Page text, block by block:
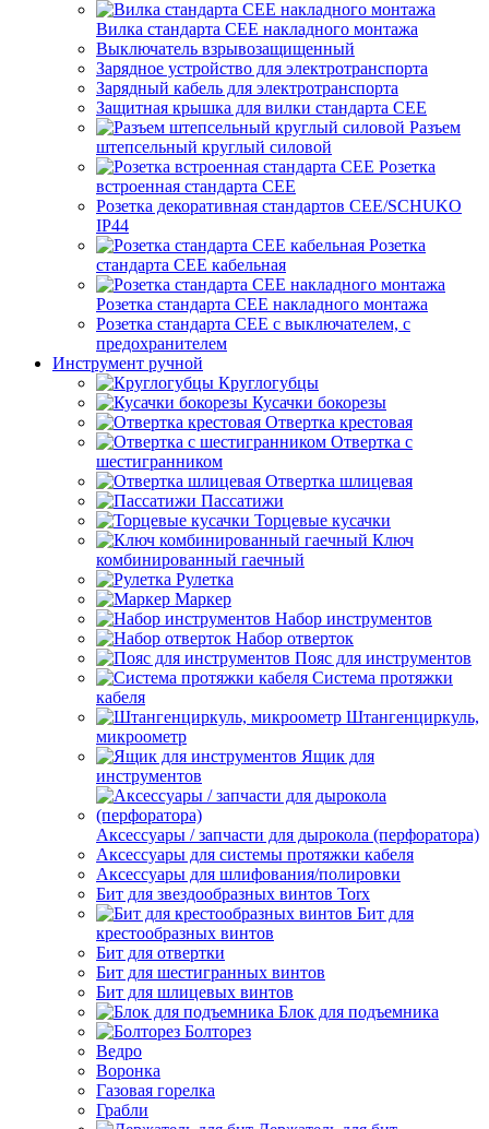
Вилка стандарта CEE накладного монтажа
Выключатель взрывозащищенный
Зарядное устройство для электротранспорта
Зарядный кабель для электротранспорта
Защитная крышка для вилки стандарта CEE
Разъем
штепсельный круглый силовой
Розетка
встроенная стандарта CEE
Розетка декоративная стандартов CEE/SCHUKO
IP44
Розетка
стандарта СЕЕ кабельная
Розетка стандарта СЕЕ накладного монтажа
Розетка стандарта СЕЕ с выключателем, с
предохранителем
Инструмент ручной
Круглогубцы
Кусачки бокорезы
Отвертка крестовая
Отвертка с
шестигранником
Отвертка шлицевая
Пассатижи
Торцевые кусачки
Ключ
комбинированный гаечный
Рулетка
Маркер
Набор инструментов
Набор отверток
Пояс для инструментов
Система протяжки
кабеля
Штангенциркуль,
микроометр
Ящик для
инструментов
Аксессуары / запчасти для дырокола (перфоратора)
Аксессуары для системы протяжки кабеля
Аксессуары для шлифования/полировки
Бит для звездообразных винтов Torx
Бит для
крестообразных винтов
Бит для отвертки
Бит для шестигранных винтов
Бит для шлицевых винтов
Блок для подъемника
Болторез
Ведро
Воронка
Газовая горелка
Грабли